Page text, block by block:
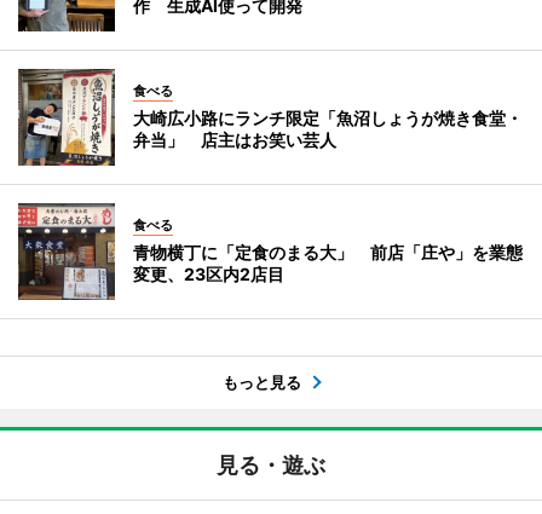
作 生成AI使って開発
食べる
大崎広小路にランチ限定「魚沼しょうが焼き食堂・
弁当」 店主はお笑い芸人
食べる
青物横丁に「定食のまる大」 前店「庄や」を業態
変更、23区内2店目
もっと見る
見る・遊ぶ